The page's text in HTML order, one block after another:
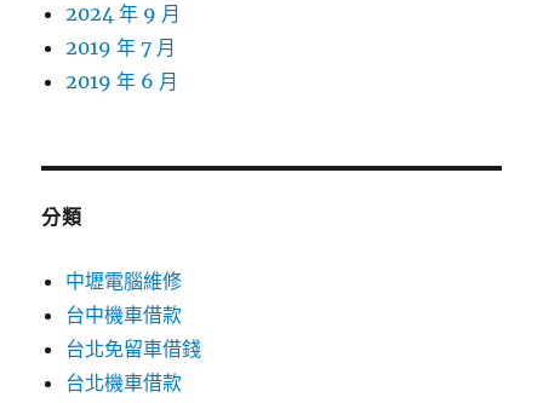
2024 年 9 月
2019 年 7 月
2019 年 6 月
分類
中壢電腦維修
台中機車借款
台北免留車借錢
台北機車借款